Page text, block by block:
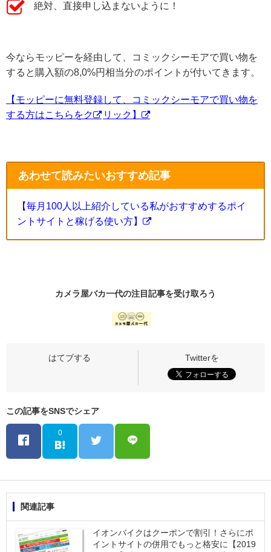
絶対、直接申し込まないように！
今ならモッピーを経由して、コミックシーモアで買い物を
すると購入額の8,0%円相当分のポイントが付いてきます。
【モッピーに無料登録して、コミックシーモアで買い物を
する方はこちらをク
リック】
あわせて読みたいおすすめ記事
【毎月100人以上紹介している私がおすすめするポイ
ントサイトと稼げる使い方】
カメラ屋バカ一代の注目記事を受け取ろう
この記事をSNSでシェア
0
関連記事
イオンバイクはクーポンで割引！さらにポ
イントサイトの併用でもっと格安に【2019